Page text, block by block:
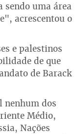
sendo uma área
acrescentou o
e palestinos
de que
de Barack
nenhum dos
Médio,
Nações